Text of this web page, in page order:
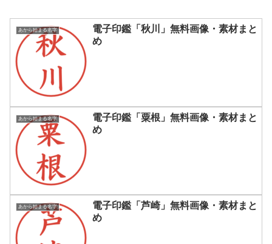
あから始まる名字
電子印鑑「秋川」無料画像・素材まと
め
あから始まる名字
電子印鑑「粟根」無料画像・素材まと
め
あから始まる名字
電子印鑑「芦崎」無料画像・素材まと
め